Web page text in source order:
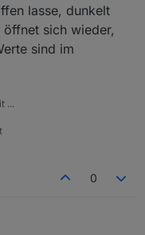
lasse, dunkelt
sich wieder,
sind im
...
0